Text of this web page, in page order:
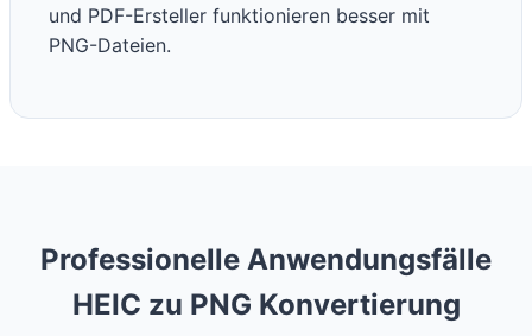
und PDF-Ersteller funktionieren besser mit
PNG-Dateien.
Professionelle Anwendungsfälle
HEIC zu PNG Konvertierung